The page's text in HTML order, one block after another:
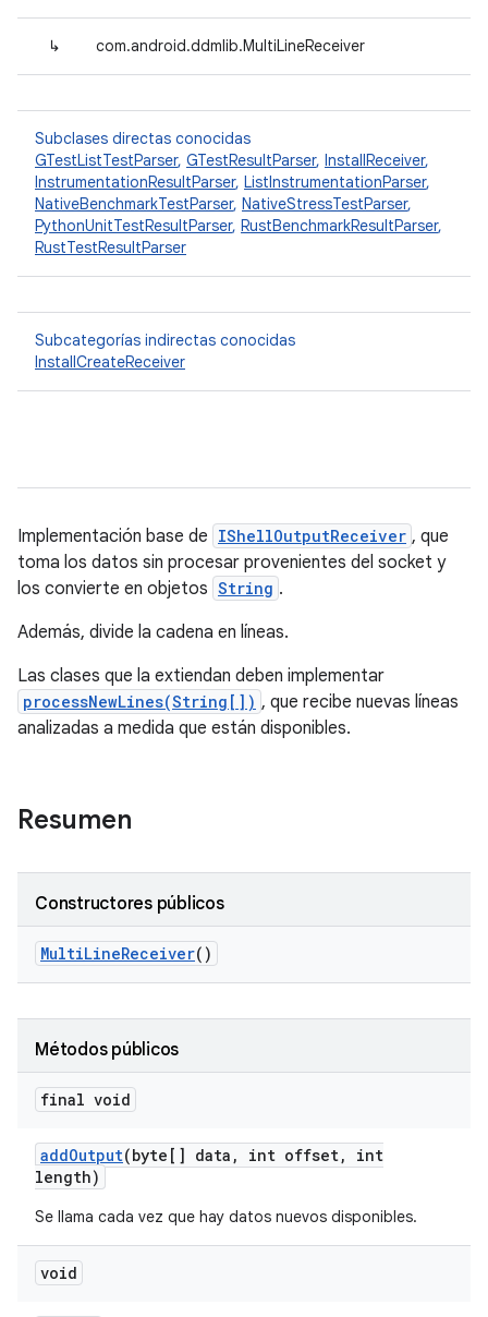
↳ com.android.ddmlib.MultiLineReceiver
Subclases directas conocidas
GTestListTestParser, GTestResultParser, InstallReceiver,
InstrumentationResultParser, ListInstrumentationParser,
NativeBenchmarkTestParser, NativeStressTestParser,
PythonUnitTestResultParser, RustBenchmarkResultParser,
RustTestResultParser
Subcategorías indirectas conocidas
InstallCreateReceiver
Implementación base de IShellOutputReceiver , que
toma los datos sin procesar provenientes del socket y
los convierte en objetos String .
Además, divide la cadena en líneas.
Las clases que la extiendan deben implementar
processNewLines(String[]) , que recibe nuevas líneas
analizadas a medida que están disponibles.
Resumen
Constructores públicos
MultiLineReceiver()
Métodos públicos
final void
addOutput(byte[] data , int offset,
int
length)
Se llama cada vez que hay datos nuevos disponibles.
void